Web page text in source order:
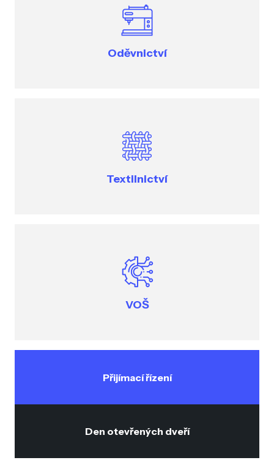
Oděvnictví
Textilnictví
VOŠ
Přijímací řízení
Den otevřených dveří